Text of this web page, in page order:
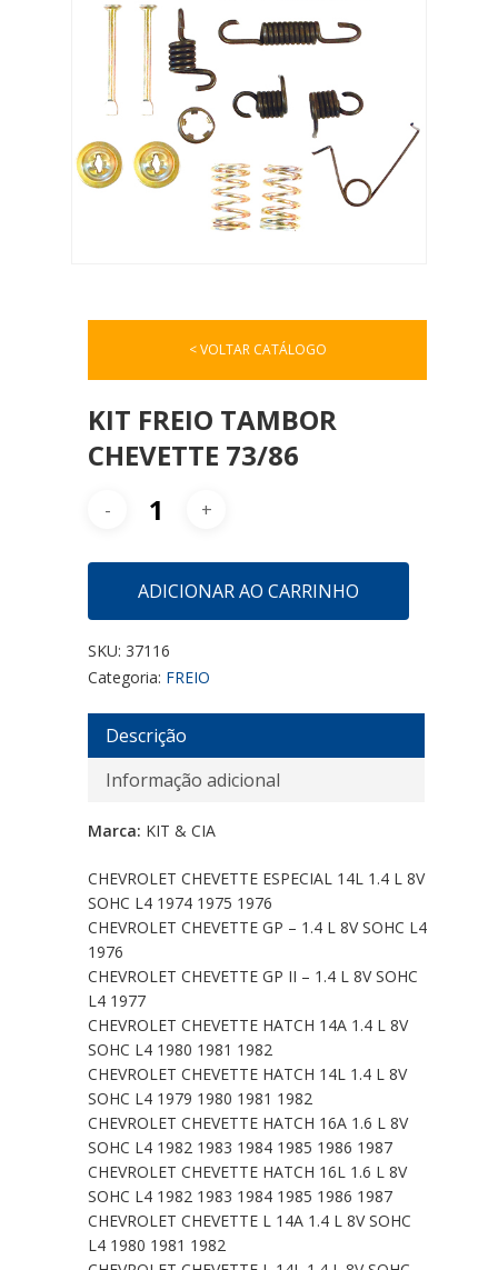
< VOLTAR CATÁLOGO
KIT FREIO TAMBOR
CHEVETTE 73/86
ADICIONAR AO CARRINHO
SKU: 37116
Categoria: FREIO
Descrição
Informação adicional
Marca: KIT & CIA
CHEVROLET CHEVETTE ESPECIAL 14L 1.4 L 8V
SOHC L4 1974 1975 1976
CHEVROLET CHEVETTE GP – 1.4 L 8V SOHC L4
1976
CHEVROLET CHEVETTE GP II – 1.4 L 8V SOHC
L4 1977
CHEVROLET CHEVETTE HATCH 14A 1.4 L 8V
SOHC L4 1980 1981 1982
CHEVROLET CHEVETTE HATCH 14L 1.4 L 8V
SOHC L4 1979 1980 1981 1982
CHEVROLET CHEVETTE HATCH 16A 1.6 L 8V
SOHC L4 1982 1983 1984 1985 1986 1987
CHEVROLET CHEVETTE HATCH 16L 1.6 L 8V
SOHC L4 1982 1983 1984 1985 1986 1987
CHEVROLET CHEVETTE L 14A 1.4 L 8V SOHC
L4 1980 1981 1982